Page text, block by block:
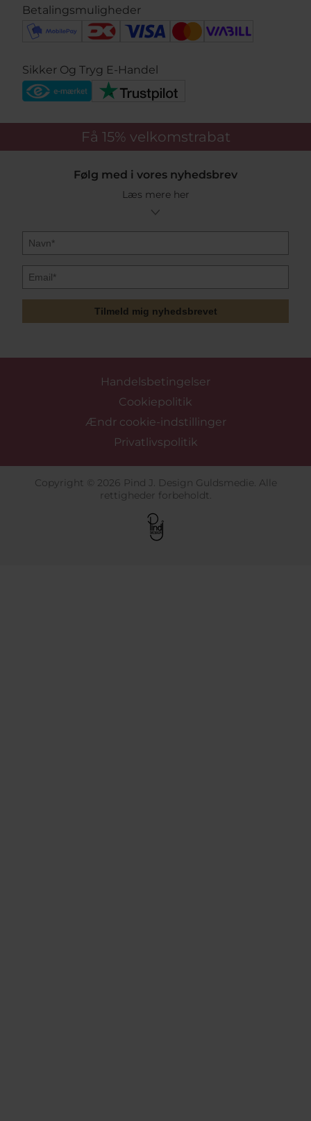
Betalingsmuligheder
Sikker Og Tryg E-Handel
Få 15% velkomstrabat
Følg med i vores nyhedsbrev
Læs mere her
Tilmeld mig nyhedsbrevet
Handelsbetingelser
Cookiepolitik
Ændr cookie-indstillinger
Privatlivspolitik
Copyright © 2026 Pind J. Design Guldsmedie. Alle
rettigheder forbeholdt.